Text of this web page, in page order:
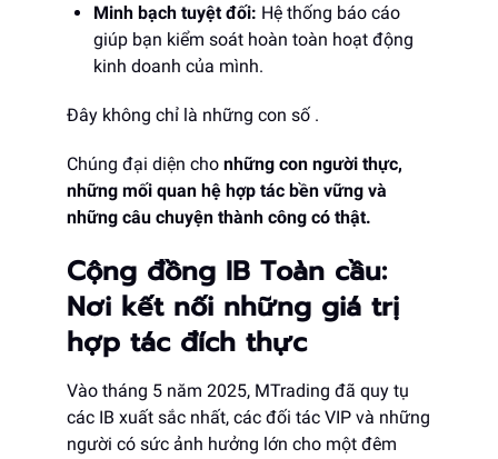
Minh bạch tuyệt đối: Hệ thống báo cáo
giúp bạn kiểm soát hoàn toàn hoạt động
kinh doanh của mình.
Đây không chỉ là những con số .
Chúng đại diện cho những con người thực,
những mối quan hệ hợp tác bền vững và
những câu chuyện thành công có thật.
Cộng đồng IB Toàn cầu:
Nơi kết nối những giá trị
hợp tác đích thực
Vào tháng 5 năm 2025, MTrading đã quy tụ
các IB xuất sắc nhất, các đối tác VIP và những
người có sức ảnh hưởng lớn cho một đêm